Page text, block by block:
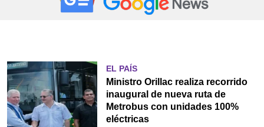
EL PAÍS
Ministro Orillac realiza recorrido
inaugural de nueva ruta de
Metrobus con unidades 100%
eléctricas